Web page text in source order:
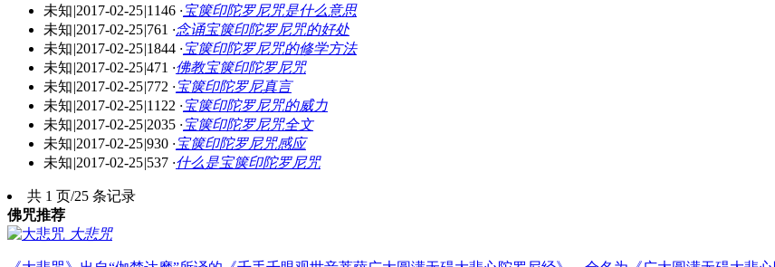
未知|2017-02-25|1146 · 宝箧印陀罗尼咒是什么意思
未知|2017-02-25|761 ·念诵宝箧印陀罗尼咒的好处
未知|2017-02-25|1844 · 宝箧印陀罗尼咒的修学方法
未知|2017-02-25|471 ·佛教宝箧印陀罗尼咒
未知|2017-02-25|772 · 宝箧印陀罗尼真言
未知|2017-02-25|1122 · 宝箧印陀罗尼咒的威力
未知|2017-02-25|2035 · 宝箧印陀罗尼咒全文
未知|2017-02-25|930 · 宝箧印陀罗尼咒感应
未知|2017-02-25|537 ·什么是宝箧印陀罗尼咒
共 1 页/25 条记录
佛咒推荐
大悲咒